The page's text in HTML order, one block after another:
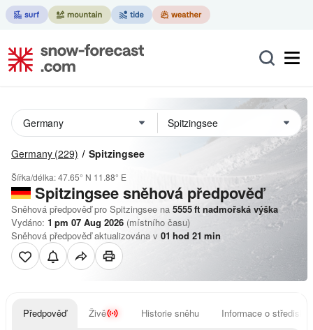
Germany (229) Spitzingsee
Šířka/délka:47.65° N 11.88° E
Spitzingseesněhová předpověď
Sněhová předpověď pro Spitzingsee na 5555ft nadmořská výška
Vydáno: 1 pm 07 Aug 2026 (místního času)
Sněhová předpověď aktualizována v 01 hod 21 min
Předpověď Živě Historie sněhu Informace o středisku